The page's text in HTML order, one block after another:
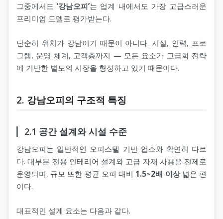
그중에서도‘강남오피’는 업계 내에서도 가장 고급스러운
프리미엄 모델로 평가받는다.
단순히 위치가 강남이기 때문이 아니다. 시설, 인력, 프로
그램, 운영 체계, 고객층까지 — 모든 요소가 고급화 전략
에 기반한 별도의 시장을 형성하고 있기 때문이다.
2. 강남오피의 구조적 특징
2.1 공간 설계와 시설 수준
강남오피는 일반적인 오피스텔 기반 업소와 확연히 다르
다. 대부분 전용 인테리어 설계와 고급 자재 사용을 전제로
운영되며, 규모 또한 평균 오피 대비 1.5~2배 이상넓은 편
이다.
대표적인 설계 요소는 다음과 같다.